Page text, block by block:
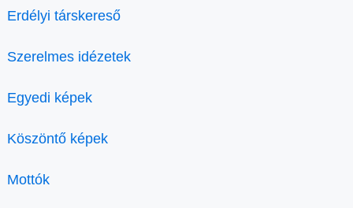
Erdélyi társkereső
Szerelmes idézetek
Egyedi képek
Köszöntő képek
Mottók